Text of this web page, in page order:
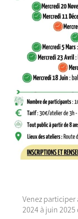
Venez
2024 à juin 2025